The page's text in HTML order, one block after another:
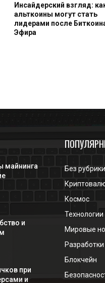
Инсайдерский взгляд:
альткоины могут стать
лидерами после
Эфира
майнинга
и
при
и
Без рубрики
Космос
Технологии
Мировые
Разработки
Блокчейн